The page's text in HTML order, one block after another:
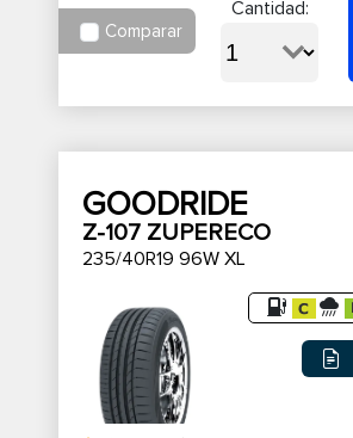
Comparar
Cantidad:
GOODRIDE
Z-107 ZUPERECO
235/40R19 96W XL